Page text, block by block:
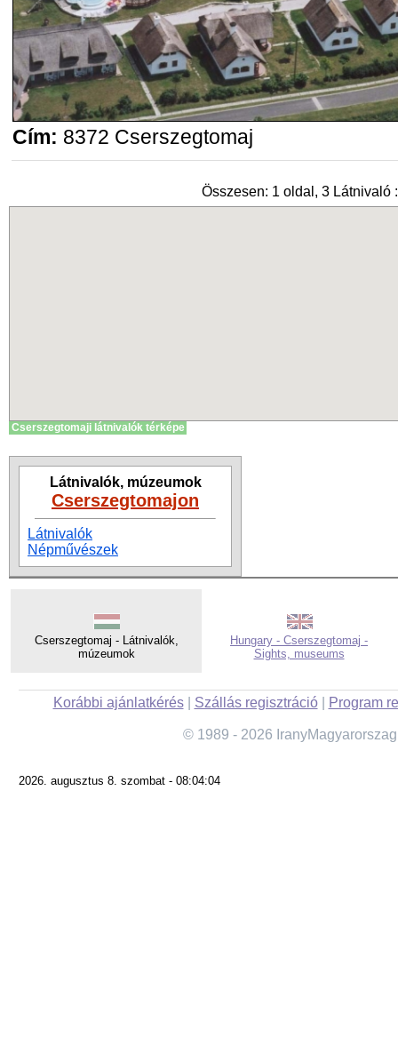
Cím: 8372 Cserszegtomaj
Összesen: 1 oldal, 3 Látnivaló :
Cserszegtomaji látnivalók térképe
Látnivalók, múzeumok
Cserszegtomajon
Látnivalók
Népművészek
Cserszegtomaj - Látnivalók,
múzeumok
Hungary - Cserszegtomaj -
Sights, museums
Korábbi ajánlatkérés| Szállás regisztráció| Program
© 1989 - 2026
2026. augusztus 8. szombat - 08:04:04